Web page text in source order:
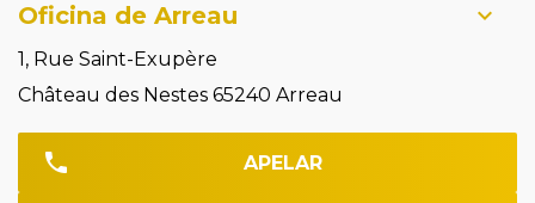
Oficina de Arreau
1, Rue Saint-Exupère
Château des Nestes 65240 Arreau
APELAR